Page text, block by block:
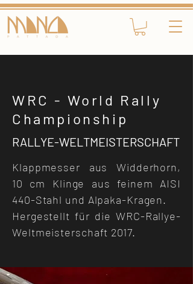
WRC - World Rally
Championship
RALLYE-WELTMEISTERSCHAFT
Klappmesser aus Widderhorn,
10 cm Klinge aus feinem AISI
440-Stahl und Alpaka-Kragen.
Hergestellt für die WRC-Rallye-
Weltmeisterschaft 2017.